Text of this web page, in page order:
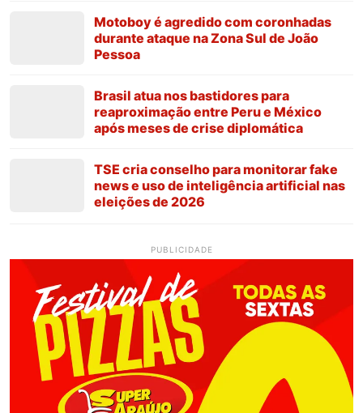
Motoboy é agredido com coronhadas
durante ataque na Zona Sul de João
Pessoa
Brasil atua nos bastidores para
reaproximação entre Peru e México
após meses de crise diplomática
TSE cria conselho para monitorar fake
news e uso de inteligência artificial nas
eleições de 2026
PUBLICIDADE